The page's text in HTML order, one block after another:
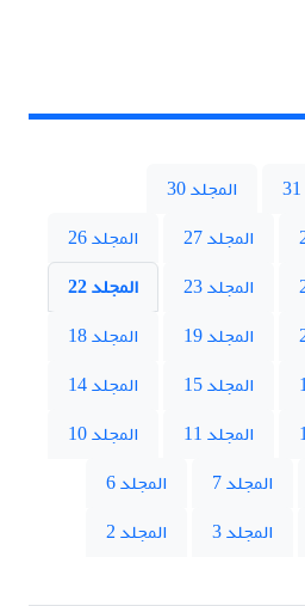
المجلد 30
المجلد 27
المجلد 26
المجلد 23
المجلد 22
المجلد 19
المجلد 18
المجلد 15
المجلد 14
المجلد 11
المجلد 10
المجلد 7
المجلد 6
المجلد 3
المجلد 2